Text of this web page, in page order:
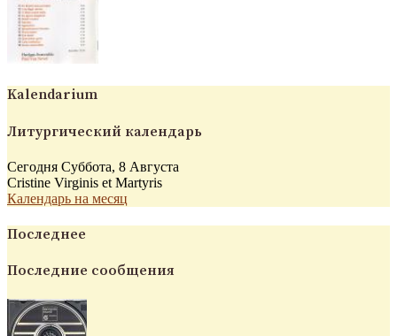
Kalendarium
Литургический календарь
Сегодня Суббота, 8 Августа
Cristine Virginis et Martyris
Календарь на месяц
Последнее
Последние сообщения